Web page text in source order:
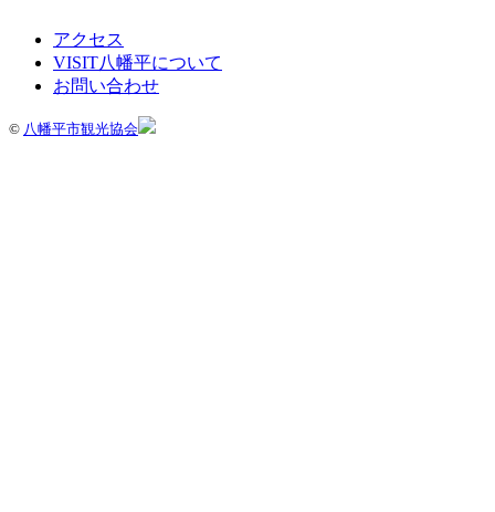
アクセス
VISIT八幡平について
お問い合わせ
© 八幡平市観光協会